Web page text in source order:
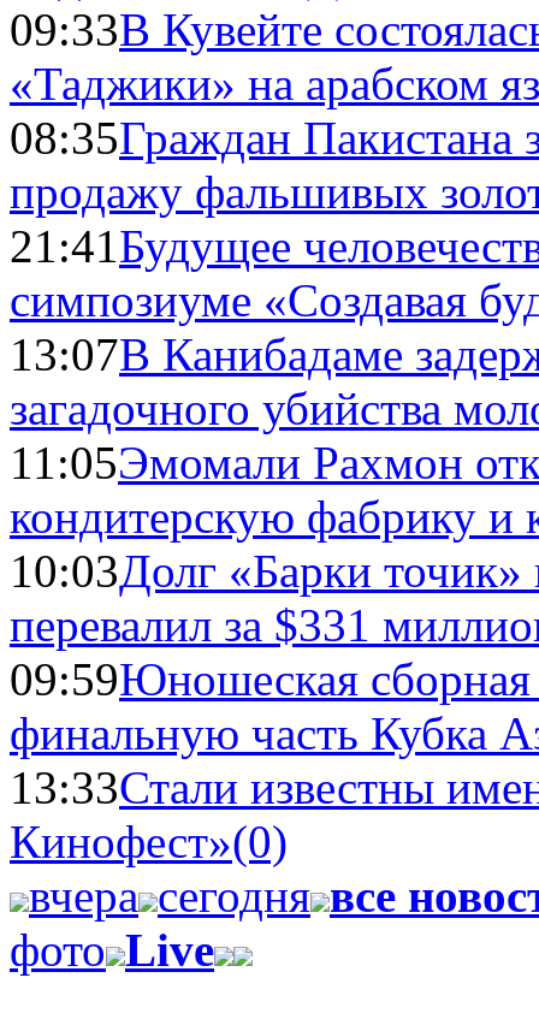
09:33В Кувейте
«Таджики» на арабском
08:35Граждан Пакистана
продажу фальшивых
21:41Будущее
симпозиуме «Создавая
13:07В Канибадаме
загадочного убийства
11:05Эмомали Рахмон
кондитерскую фабрику и
10:03Долг «Барки
перевалил за $331
09:59Юношеская
финальную часть Кубка
13:33Стали известны
Кинофест»(0)
вчера сегодня все
фото Live